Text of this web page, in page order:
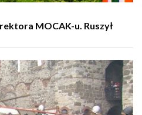
MOCAK-u. Ruszył